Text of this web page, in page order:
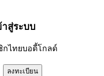
สู่ระบบ
กไทยบอดี้โกลด์